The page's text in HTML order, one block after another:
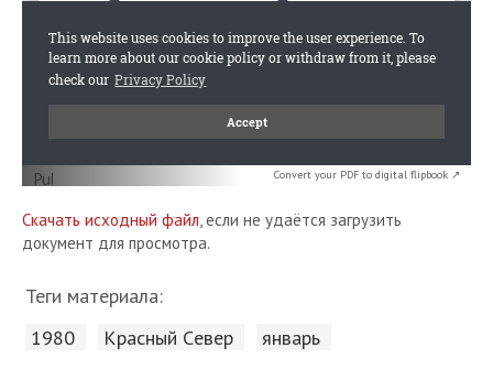
Convert your PDF to digital flipbook ↗
Скачать исходный файл, если не удаётся загрузить
документ для просмотра.
Теги материала:
1980 Красный Cевер январь